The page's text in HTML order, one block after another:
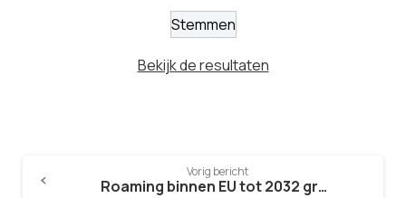
Bekijk de resultaten
Vorig bericht
Roaming binnen EU tot 2032 gratis